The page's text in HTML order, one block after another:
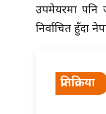
उपमेयरमा पनि
निर्वाचित हुँदा
प्रतिक्रिया